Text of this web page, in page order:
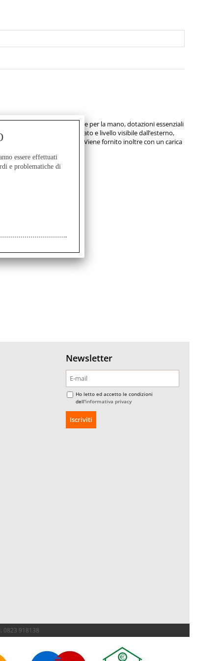
ergonomica con protezione per la mano, dotazioni essenziali
serbatoio dell’olio integrato e livello visibile dall’esterno,
e ad innesto rapido. Viene fornito inoltre con un carica
e sicuro.
Newsletter
Ho letto ed accetto le condizioni
dell'informativa privacy
0823 918138
essere effettuati
e problematiche di